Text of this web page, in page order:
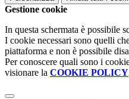
Gestione cookie
In questa schermata è possibile
I cookie necessari sono quelli
piattaforma e non è possibile
Per conoscere quali sono i
visionare la COOKIE POLICY